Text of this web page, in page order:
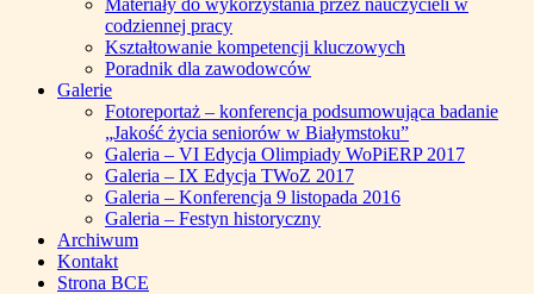
codziennej pracy
Kształtowanie kompetencji kluczowych
Poradnik dla zawodowców
Galerie
Fotoreportaż – konferencja podsumowująca badanie
„Jakość życia seniorów w Białymstoku”
Galeria – VI Edycja Olimpiady WoPiERP 2017
Galeria – IX Edycja TWoZ 2017
Galeria – Konferencja 9 listopada 2016
Galeria – Festyn historyczny
Archiwum
Kontakt
Strona BCE